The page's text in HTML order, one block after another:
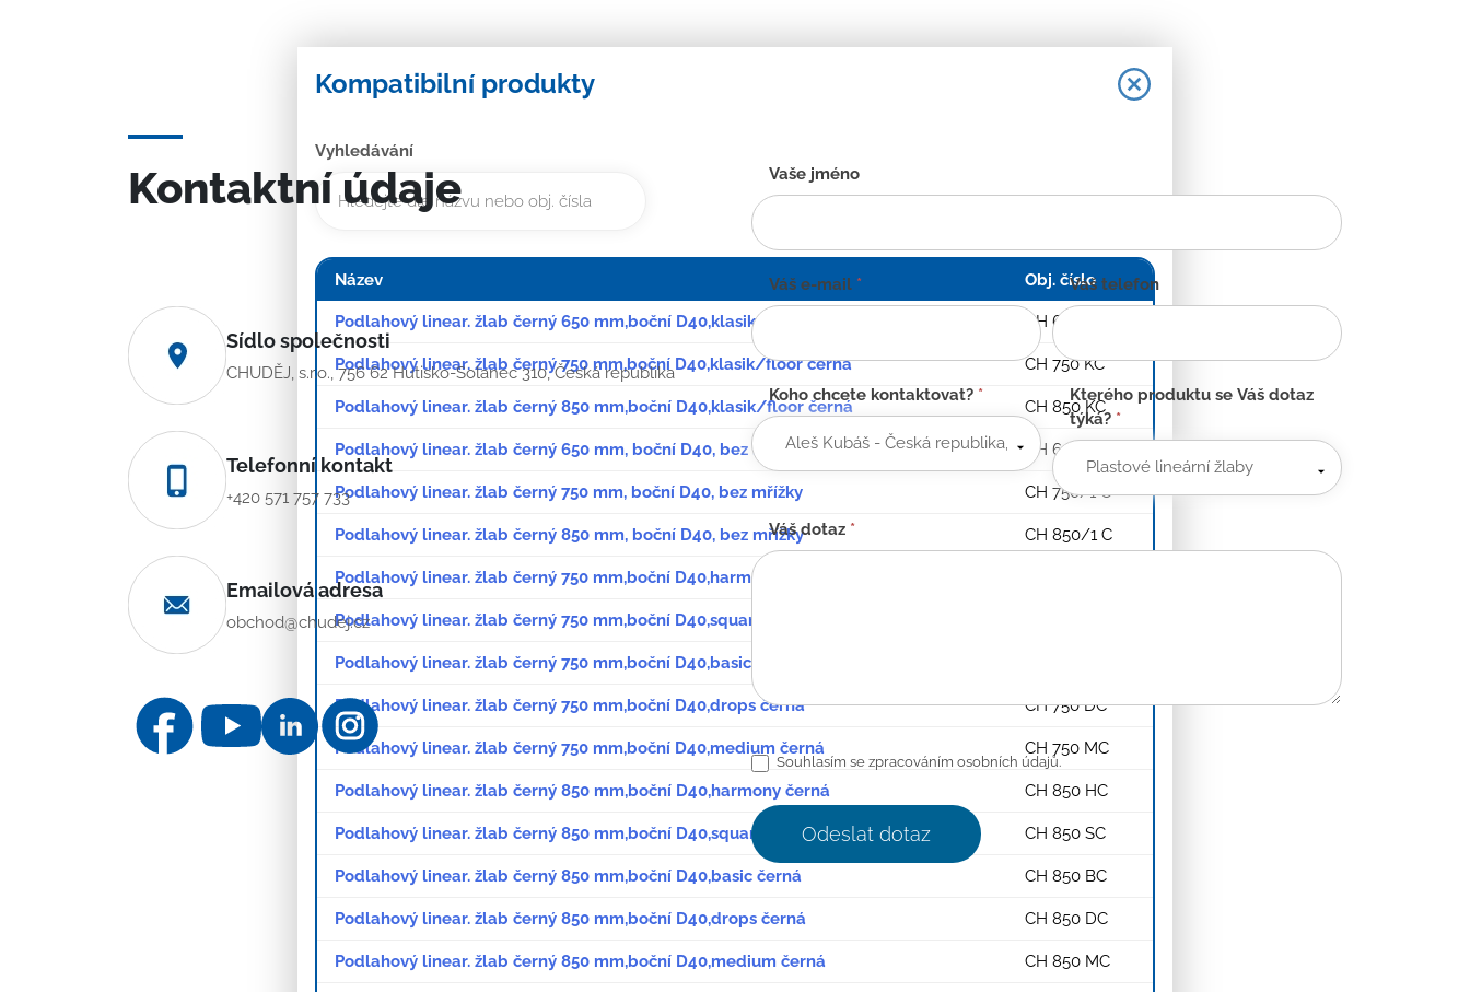
Kompatibilní produkty
Vyhledávání
Název Obj. číslo
Podlahový linear. žlab černý 650 mm,boční D40,klasik/floor, černá CH 650 KC
Podlahový linear. žlab černý 750 mm,boční D40,klasik/floor černá CH 750 KC
Podlahový linear. žlab černý 850 mm,boční D40,klasik/floor černá CH 850 KC
Podlahový linear. žlab černý 650 mm, boční D40, bez mřížky CH 650/1 C
Podlahový linear. žlab černý 750 mm, boční D40, bez mřížky CH 750/1 C
Podlahový linear. žlab černý 850 mm, boční D40, bez mřížky CH 850/1 C
Podlahový linear. žlab černý 750 mm,boční D40,harmony černá
Podlahový linear. žlab černý 750 mm,boční D40,square černá
Podlahový linear. žlab černý 750 mm,boční D40,basic černá
Podlahový linear. žlab černý 750 mm,boční D40,drops černá CH 750 DC
Podlahový linear. žlab černý 750 mm,boční D40,medium černá CH 750 MC
Podlahový linear. žlab černý 850 mm,boční D40,harmony černá CH 850 HC
Podlahový linear. žlab černý 850 mm,boční D40,square černá CH 850 SC
Podlahový linear. žlab černý 850 mm,boční D40,basic černá CH 850 BC
Podlahový linear. žlab černý 850 mm,boční D40,drops černá CH 850 DC
Podlahový linear. žlab černý 850 mm,boční D40,medium černá CH 850 MC
Kontaktní údaje
Sídlo společnosti
CHUDĚJ, s.r.o., 756 62 Hutisko-Solanec 310, Česká republika
Telefonní kontakt
+420 571 757 733
Emailová adresa
obchod@chudej.cz
Kontaktní
formulář
-
CZ
Vaše jméno
Váš e-mail * Váš telefon
Koho chcete kontaktovat? *
Kterého produktu se Váš dotaz
týká? *
Váš dotaz *
Souhlasím se zpracováním osobních údajů.
Odeslat dotaz